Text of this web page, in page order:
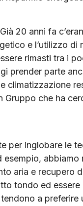
20 anni fa
e l’utilizzo
rimasti tra i
prender parte
climatizzazione
che ha
per inglobare le
abbiamo
aria e recupero
tondo ed
a